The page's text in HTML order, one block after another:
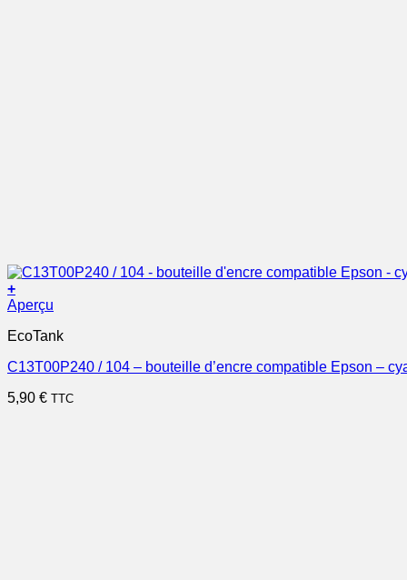
+
Aperçu
EcoTank
C13T00P240 / 104 – bouteille d’encre compatible Epson –
5,90 € TTC